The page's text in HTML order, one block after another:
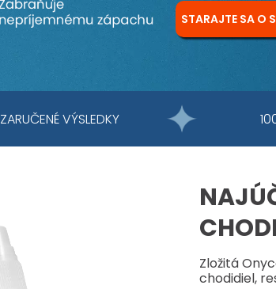
STARAJTE SA O
ZARUČENÉ VÝSLEDKY
Zložitá
chodidiel,